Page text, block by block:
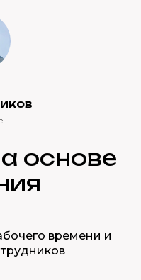
основе
времени и